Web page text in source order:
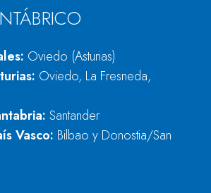
Oviedo (Asturias)
Oviedo, La Fresneda,
Santander
Vasco: Bilbao y Donostia/San